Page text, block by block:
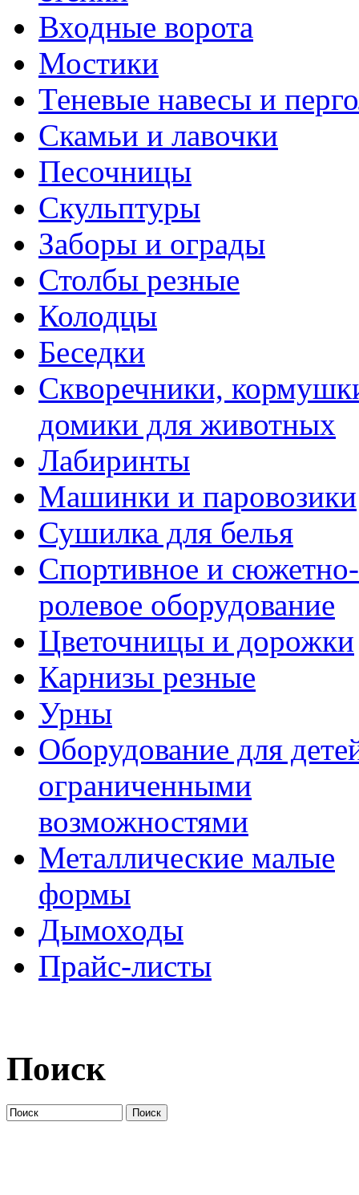
Входные ворота
Мостики
Теневые навесы и
Скамьи и лавочки
Песочницы
Скульптуры
Заборы и ограды
Столбы резные
Колодцы
Беседки
Скворечники,
домики для животных
Лабиринты
Машинки и паровозики
Сушилка для белья
Спортивное и сюжетно-
ролевое оборудование
Цветочницы и дорожки
Карнизы резные
Урны
Оборудование для
ограниченными
возможностями
Металлические малые
формы
Дымоходы
Прайс-листы
Поиск